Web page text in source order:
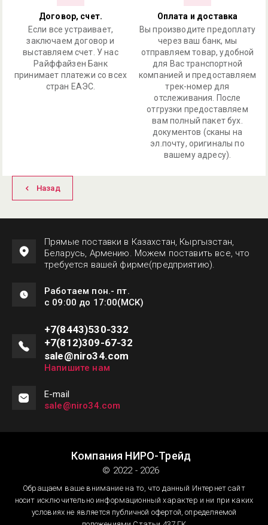
Договор, счет.
Если все устраивает,
заключаем договор и
выставляем счет. У нас
Райффайзен Банк
принимает платежи со всех
стран ЕАЭС.
Оплата и доставка
Вы производите предоплату
через ваш банк, мы
отправляем товар, удобной
для Вас транспортной
компанией и предоставляем
трек-номер для
отслеживания. После
отгрузки предоставляем
вам полный пакет бух.
документов (сканы на
эл.почту, оригиналы по
вашему адресу).
Назад
Прямые поставки в Казахстан, Кыргызстан,
Беларусь, Армению. Можем поставить все, что
требуется вашей фирме(предприятию).
Работаем пон.- пт.
с 09:00 до 17:00(МСК)
+7(8443)530-332
+7(812)309-67-32
sale@niro34.com
Напишите нам
Е-mail
sale@niro34.com
Компания НИРО-Трейд
© 2022 - 2026
Обращаем ваше внимание на то, что данный Интернет сайт
носит исключительно информационный характер и ни при каких
условиях не является публичной офертой, определяемой